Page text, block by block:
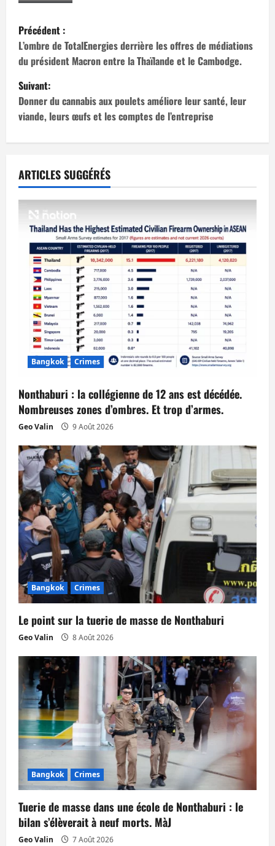
N
a
v
i
g
t
i
t
i
c
l
e
Précédent :
L’ombre de TotalEnergies derrière les offres de médiations
du président Macron entre la Thaïlande et le Cambodge.
Suivant:
Donner du cannabis aux poulets améliore leur santé, leur
viande, leurs œufs et les comptes de l’entreprise
ARTICLES SUGGÉRÉS
Bangkok Crimes
Nonthaburi : la collégienne de 12 ans est décédée.
Nombreuses zones d’ombres. Et trop d’armes.
Geo Valin 9 Août 2026
Bangkok Crimes
Le point sur la tuerie de masse de Nonthaburi
Geo Valin 8 Août 2026
Bangkok Crimes
Tuerie de masse dans une école de Nonthaburi : le
bilan s’élèverait à neuf morts. MàJ
Geo Valin 7 Août 2026